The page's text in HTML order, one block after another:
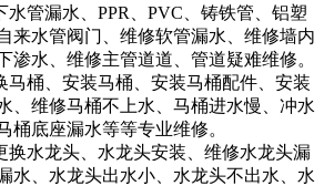
水管漏水、PPR、PVC、铸铁管、铝塑
来水管阀门、维修软管漏水、维修墙内
渗水、维修主管道道、管道疑难维修。
马桶、安装马桶、安装马桶配件、安装
、维修马桶不上水、马桶进水慢、冲水
桶底座漏水等等专业维修。
换水龙头、水龙头安装、维修水龙头漏
水、水龙头出水小、水龙头不出水、水